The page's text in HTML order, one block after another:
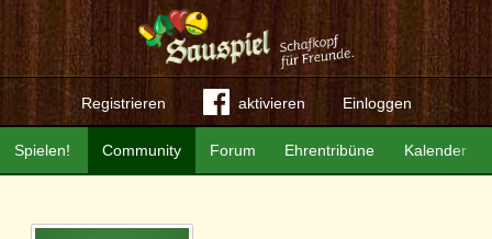
Registrieren aktivieren Einloggen
Community Forum Ehrentribüne Kalender
Spielen!